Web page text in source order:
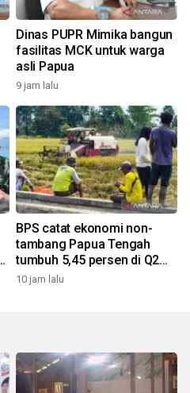
Dinas PUPR Mimika bangun
fasilitas MCK untuk warga
asli Papua
9 jam lalu
BPS catat ekonomi non-
tambang Papua Tengah
tumbuh 5,45 persen di Q2
2026
10 jam lalu